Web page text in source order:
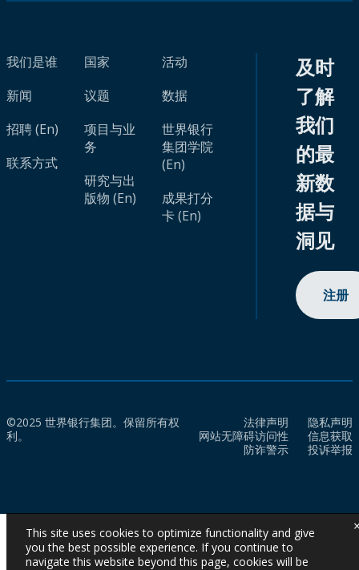
我们是谁
新闻
招聘 (En)
联系方式
国家
议题
项目与业
务
研究与出
版物 (En)
活动
数据
世界银行
集团学院
(En)
成果打分
卡 (En)
及时
了解
我们
的最
新数
据与
洞见
注册
©2025 世界银行集团。保留所有权
利。
法律声明
隐私声明
网站无障碍访问性
信息获取
防诈警示
投诉举报
This site uses cookies to optimize functionality and give
you the best possible experience. If you continue to
navigate this website beyond this page, cookies will be